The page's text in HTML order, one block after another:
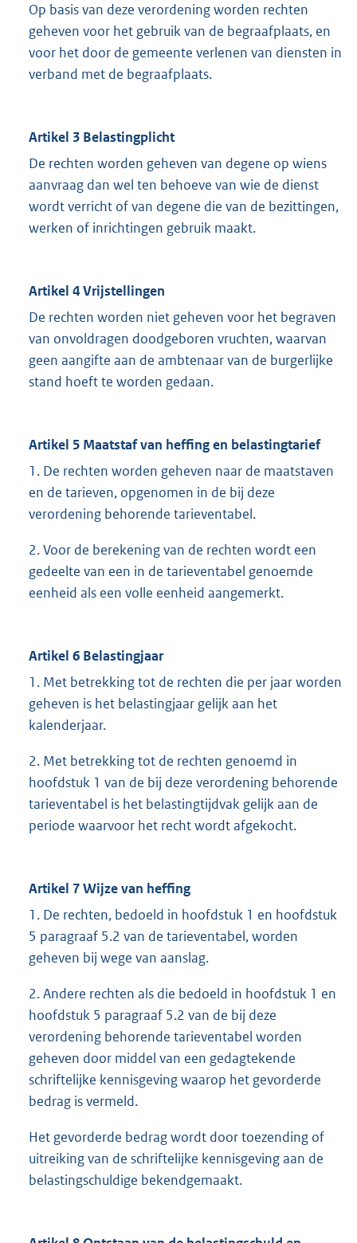
Op basis van deze verordening worden rechten
geheven voor het gebruik van de begraafplaats, en
voor het door de gemeente verlenen van diensten in
verband met de begraafplaats.
Artikel 3 Belastingplicht
De rechten worden geheven van degene op wiens
aanvraag dan wel ten behoeve van wie de dienst
wordt verricht of van degene die van de bezittingen,
werken of inrichtingen gebruik maakt.
Artikel 4 Vrijstellingen
De rechten worden niet geheven voor het begraven
van onvoldragen doodgeboren vruchten, waarvan
geen aangifte aan de ambtenaar van de burgerlijke
stand hoeft te worden gedaan.
Artikel 5 Maatstaf van heffing en belastingtarief
1. De rechten worden geheven naar de maatstaven
en de tarieven, opgenomen in de bij deze
verordening behorende tarieventabel.
2. Voor de berekening van de rechten wordt een
gedeelte van een in de tarieventabel genoemde
eenheid als een volle eenheid aangemerkt.
Artikel 6 Belastingjaar
1. Met betrekking tot de rechten die per jaar worden
geheven is het belastingjaar gelijk aan het
kalenderjaar.
2. Met betrekking tot de rechten genoemd in
hoofdstuk 1 van de bij deze verordening behorende
tarieventabel is het belastingtijdvak gelijk aan de
periode waarvoor het recht wordt afgekocht.
Artikel 7 Wijze van heffing
1. De rechten, bedoeld in hoofdstuk 1 en hoofdstuk
5 paragraaf 5.2 van de tarieventabel, worden
geheven bij wege van aanslag.
2. Andere rechten als die bedoeld in hoofdstuk 1 en
hoofdstuk 5 paragraaf 5.2 van de bij deze
verordening behorende tarieventabel worden
geheven door middel van een gedagtekende
schriftelijke kennisgeving waarop het gevorderde
bedrag is vermeld.
Het gevorderde bedrag wordt door toezending of
uitreiking van de schriftelijke kennisgeving aan de
belastingschuldige bekendgemaakt.